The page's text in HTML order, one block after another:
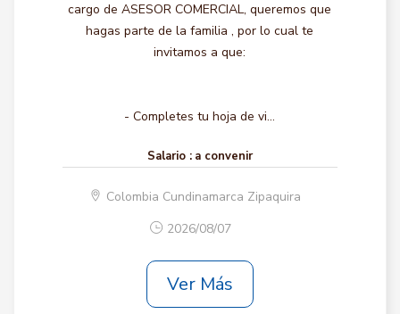
cargo de ASESOR COMERCIAL, queremos que
hagas parte de la familia , por lo cual te
invitamos a que:
- Completes tu hoja de vi...
Salario : a convenir
Colombia Cundinamarca Zipaquira
2026/08/07
Ver Más